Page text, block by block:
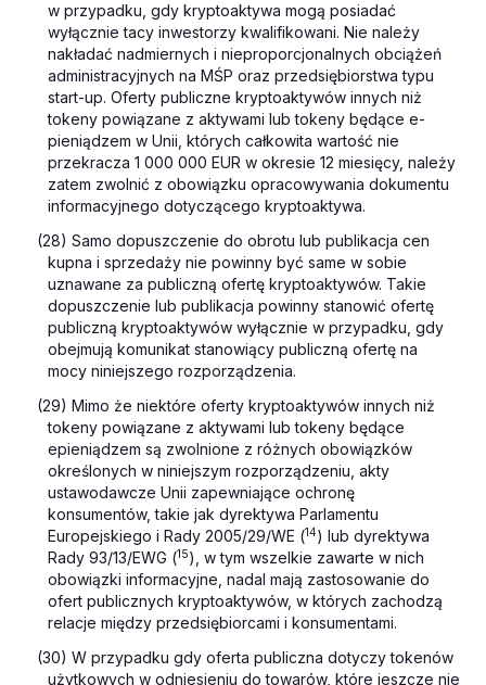
w przypadku, gdy kryptoaktywa mogą posiadać
wyłącznie tacy inwestorzy kwalifikowani. Nie należy
nakładać nadmiernych i nieproporcjonalnych obciążeń
administracyjnych na MŚP oraz przedsiębiorstwa typu
start-up. Oferty publiczne kryptoaktywów innych niż
tokeny powiązane z aktywami lub tokeny będące e-
pieniądzem w Unii, których całkowita wartość nie
przekracza 1 000 000 EUR w okresie 12 miesięcy, należy
zatem zwolnić z obowiązku opracowywania dokumentu
informacyjnego dotyczącego kryptoaktywa.
(28) Samo dopuszczenie do obrotu lub publikacja cen
kupna i sprzedaży nie powinny być same w sobie
uznawane za publiczną ofertę kryptoaktywów. Takie
dopuszczenie lub publikacja powinny stanowić ofertę
publiczną kryptoaktywów wyłącznie w przypadku, gdy
obejmują komunikat stanowiący publiczną ofertę na
mocy niniejszego rozporządzenia.
(29) Mimo że niektóre oferty kryptoaktywów innych niż
tokeny powiązane z aktywami lub tokeny będące
epieniądzem są zwolnione z różnych obowiązków
określonych w niniejszym rozporządzeniu, akty
ustawodawcze Unii zapewniające ochronę
konsumentów, takie jak dyrektywa Parlamentu
Europejskiego i Rady 2005/29/WE (14) lub dyrektywa
Rady 93/13/EWG (15), w tym wszelkie zawarte w nich
obowiązki informacyjne, nadal mają zastosowanie do
ofert publicznych kryptoaktywów, w których zachodzą
relacje między przedsiębiorcami i konsumentami.
(30) W przypadku gdy oferta publiczna dotyczy tokenów
użytkowych w odniesieniu do towarów, które jeszcze nie